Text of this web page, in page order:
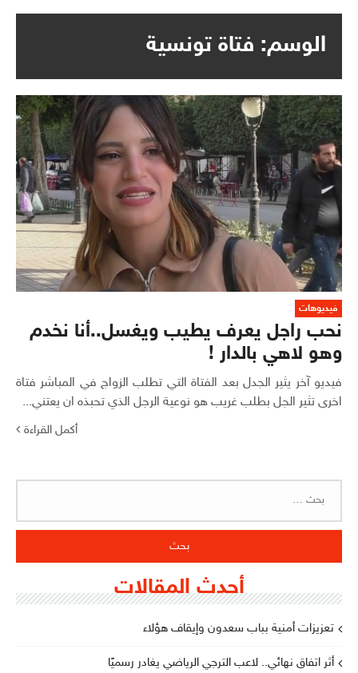
الوسم: فتاة تونسية
فيديوهات
نحب راجل يعرف يطيب ويغسل..أنا نخدم
وهو لاهي بالدار !
فيديو آخر يثير الجدل بعد الفتاة التي تطلب الزواج في المباشر فتاة
اخرى تثير الجل بطلب غريب هو نوعية الرجل الذي تحبذه ان يعتني...
أكمل القراءة
أحدث المقالات
تعزيزات أمنية بباب سعدون وإيقاف هؤلاء
أثر اتفاق نهائي.. لاعب الترجي الرياضي يغادر رسميًا